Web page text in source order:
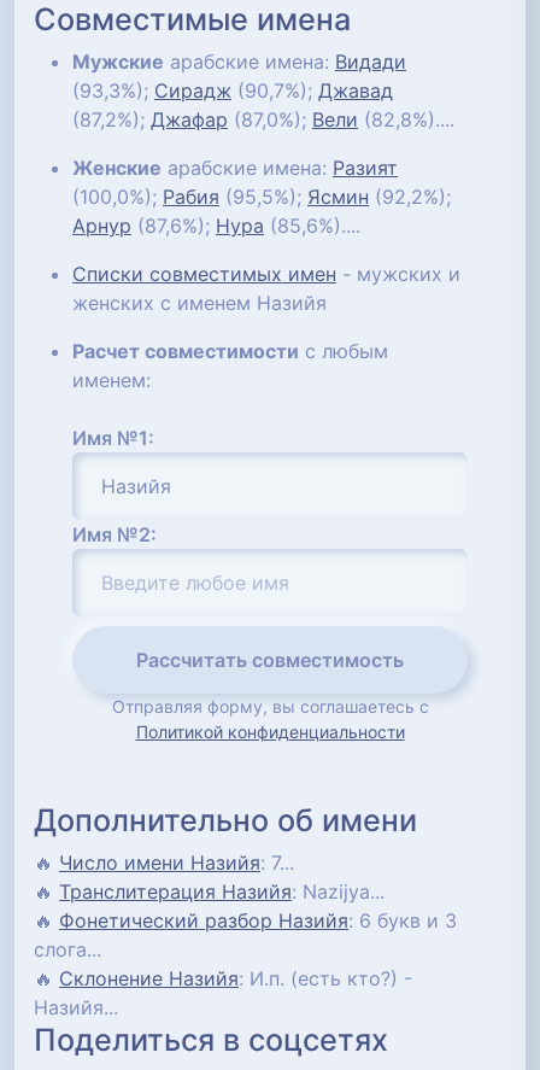
Совместимые имена
Мужские арабские имена: Видади
(93,3%); Сирадж (90,7%); Джавад
(87,2%); Джафар (87,0%); Вели (82,8%)....
Женские арабские имена: Разият
(100,0%); Рабия (95,5%); Ясмин (92,2%);
Арнур (87,6%); Нура (85,6%)....
Списки совместимых имен - мужских и
женских с именем Назийя
Расчет совместимости с любым
именем:
Имя №1:
Имя №2:
Рассчитать совместимость
Отправляя форму, вы соглашаетесь с
Политикой конфиденциальности
Дополнительно об имени
🔥 Число имени Назийя: 7...
🔥 Транслитерация Назийя: Nazijya...
🔥 Фонетический разбор Назийя: 6 букв и 3
слога...
🔥 Склонение Назийя: И.п. (есть кто?) -
Назийя...
Поделиться в соцсетях